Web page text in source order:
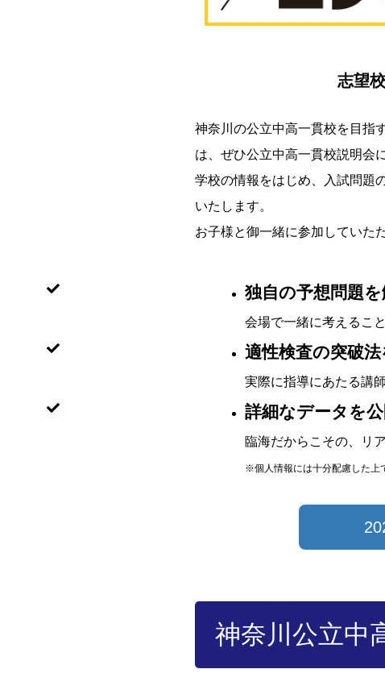
志望
神奈川の公立中高一貫校を目指
は、ぜひ公立中高一貫校説明会
学校の情報をはじめ、入試問題
いたします。
お子様と御一緒に参加していた
独自の予想問題
会場で一緒に考えるこ
適性検査の突破
実際に指導にあたる講
詳細なデータを
臨海だからこその、リ
※個人情報には十分配慮した上
神奈川公立中